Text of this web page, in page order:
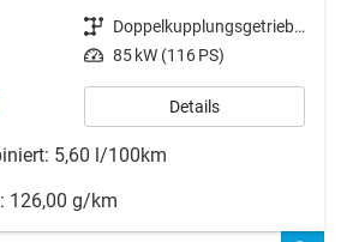
Getriebe
Doppelkupplungsgetriebe (DSG)
Leistung 85 kW (116 PS)
Details
5,60 l/100km
126,00 g/km